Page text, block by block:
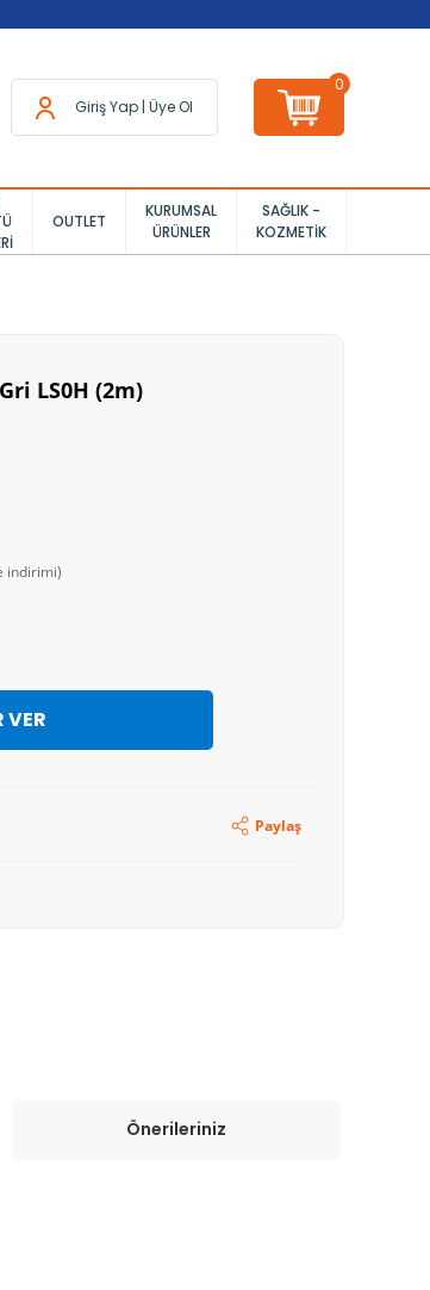
Giriş Yap Üye Ol
0
OUTLET
KURUMSAL
ÜRÜNLER
SAĞLIK -
KOZMETIK
LS0H (2m)
indirimi)
VER
Paylaş
Önerileriniz